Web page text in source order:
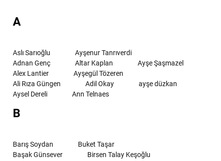
A
Aslı Sarıoğlu
Ayşenur Tanrıverdi
Adnan Genç
Altar Kaplan
Ayşe Şaşmazel
Alex Lantier
Ayşegül Tözeren
Ali Rıza Güngen
Adil Okay
ayşe düzkan
Aysel Dereli
Ann Telnaes
B
Barış Soydan
Buket Taşar
Başak Günsever
Birsen Talay Keşoğlu